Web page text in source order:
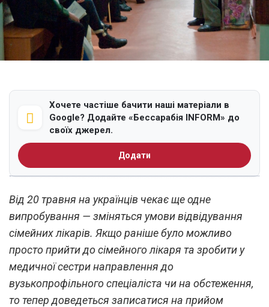
Хочете частіше бачити наші матеріали в
Google? Додайте «Бессарабія INFORM» до
своїх джерел.
Додати
Від 20 травня на українців чекає ще одне
випробування — зміняться умови відвідування
сімейних лікарів. Якщо раніше було можливо
просто прийти до сімейного лікаря та зробити у
медичної сестри направлення до
вузькопрофільного спеціаліста чи на обстеження,
то тепер доведеться записатися на прийом